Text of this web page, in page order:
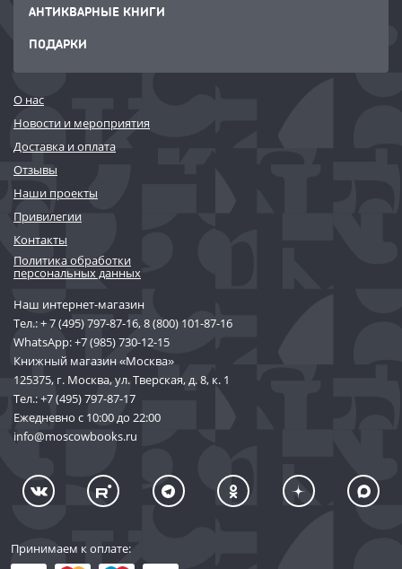
АНТИКВАРНЫЕ КНИГИ
ПОДАРКИ
О нас
Новости и мероприятия
Доставка и оплата
Отзывы
Наши проекты
Привилегии
Контакты
Политика обработки
персональных данных
Наш интернет-магазин
Тел.:+ 7 (495) 797-87-16,8 (800) 101-87-16
WhatsApp:+7 (985) 730-12-15
Книжный магазин «Москва»
125375, г. Москва, ул. Тверская, д. 8, к. 1
Тел.:+7 (495) 797-87-17
Ежедневно с 10:00 до 22:00
info@moscowbooks.ru
Принимаем к оплате: